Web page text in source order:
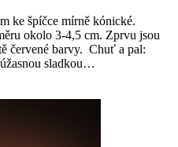
ke špíčce mírně kónické.
okolo 3-4,5 cm. Zprvu jsou
červené barvy. Chuť a pal:
sladkou…